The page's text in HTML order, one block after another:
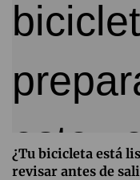
¿Tu bicicleta está
revisar antes de